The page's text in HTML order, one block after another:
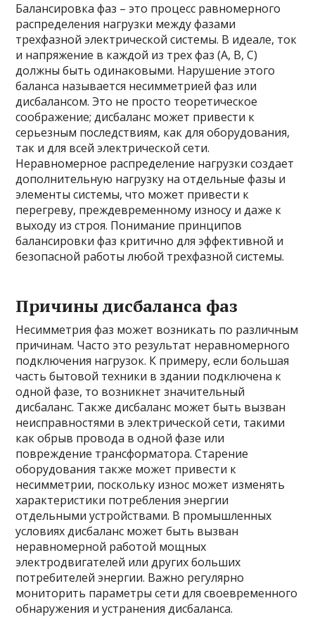
Балансировка фаз – это процесс равномерного
распределения нагрузки между фазами
трехфазной электрической системы. В идеале, ток
и напряжение в каждой из трех фаз (A, B, C)
должны быть одинаковыми. Нарушение этого
баланса называется несимметрией фаз или
дисбалансом. Это не просто теоретическое
соображение; дисбаланс может привести к
серьезным последствиям, как для оборудования,
так и для всей электрической сети.
Неравномерное распределение нагрузки создает
дополнительную нагрузку на отдельные фазы и
элементы системы, что может привести к
перегреву, преждевременному износу и даже к
выходу из строя. Понимание принципов
балансировки фаз критично для эффективной и
безопасной работы любой трехфазной системы.
Причины дисбаланса фаз
Несимметрия фаз может возникать по различным
причинам. Часто это результат неравномерного
подключения нагрузок. К примеру, если большая
часть бытовой техники в здании подключена к
одной фазе, то возникнет значительный
дисбаланс. Также дисбаланс может быть вызван
неисправностями в электрической сети, такими
как обрыв провода в одной фазе или
повреждение трансформатора. Старение
оборудования также может привести к
несимметрии, поскольку износ может изменять
характеристики потребления энергии
отдельными устройствами. В промышленных
условиях дисбаланс может быть вызван
неравномерной работой мощных
электродвигателей или других больших
потребителей энергии. Важно регулярно
мониторить параметры сети для своевременного
обнаружения и устранения дисбаланса.